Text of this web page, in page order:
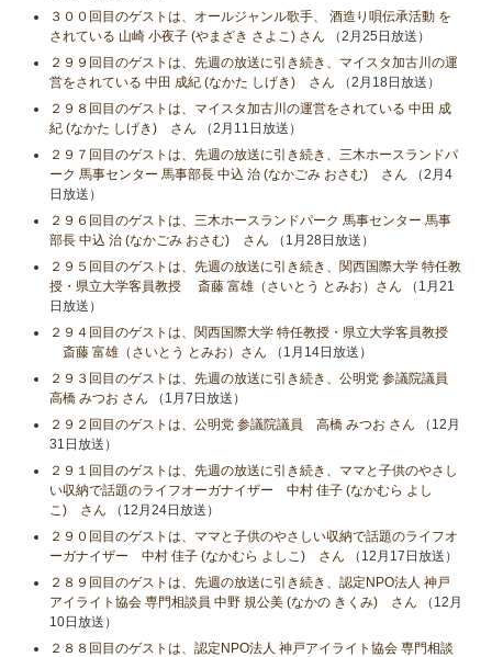
３００回目のゲストは、オールジャンル歌手、 酒造り唄伝承活動 を
されている 山崎 小夜子 (やまざき さよこ) さん （2月25日放送）
２９９回目のゲストは、先週の放送に引き続き、マイスタ加古川の運
営をされている 中田 成紀 (なかた しげき) さん （2月18日放送）
２９８回目のゲストは、マイスタ加古川の運営をされている 中田 成
紀 (なかた しげき) さん （2月11日放送）
２９７回目のゲストは、先週の放送に引き続き、三木ホースランドパ
ーク 馬事センター 馬事部長 中込 治 (なかごみ おさむ) さん （2月4
日放送）
２９６回目のゲストは、三木ホースランドパーク 馬事センター 馬事
部長 中込 治 (なかごみ おさむ) さん （1月28日放送）
２９５回目のゲストは、先週の放送に引き続き、関西国際大学 特任教
授・県立大学客員教授 斎藤 富雄（さいとう とみお）さん （1月21
日放送）
２９４回目のゲストは、関西国際大学 特任教授・県立大学客員教授
斎藤 富雄（さいとう とみお）さん （1月14日放送）
２９３回目のゲストは、先週の放送に引き続き、公明党 参議院議員
高橋 みつお さん （1月7日放送）
２９２回目のゲストは、公明党 参議院議員 高橋 みつお さん （12月
31日放送）
２９１回目のゲストは、先週の放送に引き続き、ママと子供のやさし
い収納で話題のライフオーガナイザー 中村 佳子 (なかむら よし
こ) さん （12月24日放送）
２９０回目のゲストは、ママと子供のやさしい収納で話題のライフオ
ーガナイザー 中村 佳子 (なかむら よしこ) さん （12月17日放送）
２８９回目のゲストは、先週の放送に引き続き、認定NPO法人 神戸
アイライト協会 専門相談員 中野 規公美 (なかの きくみ) さん （12月
10日放送）
２８８回目のゲストは、認定NPO法人 神戸アイライト協会 専門相談